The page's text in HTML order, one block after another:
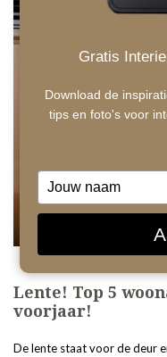
Lente! Top 5
voorjaar!
De lente staat voor de deur
Gratis
Download de
tips en foto's voor
Type
your
name